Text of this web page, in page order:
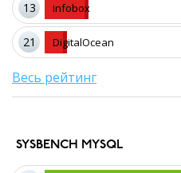
13 infobox
21 DigitalOcean
Весь рейтинг
SYSBENCH MYSQL